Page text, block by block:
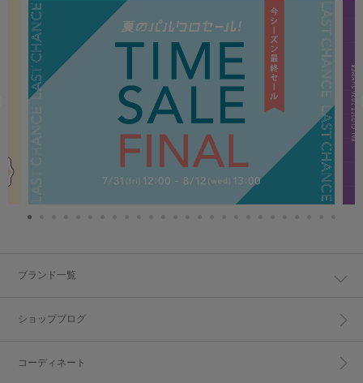
ブランド一覧
ショップブログ
コーディネート